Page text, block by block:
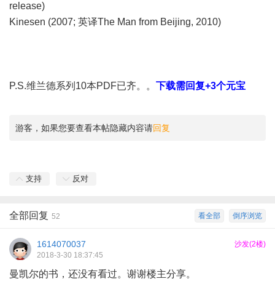
release)
Kinesen (2007; 英译The Man from Beijing, 2010)
P.S.维兰德系列10本PDF已齐。。 下载需回复+3个元宝
游客，如果您要查看本帖隐藏内容请回复
支持 反对
倒序浏览
看全部
全部回复 52
沙发(2楼)
1614070037
2018-3-30 18:37:45
曼凯尔的书，还没有看过。谢谢楼主分享。